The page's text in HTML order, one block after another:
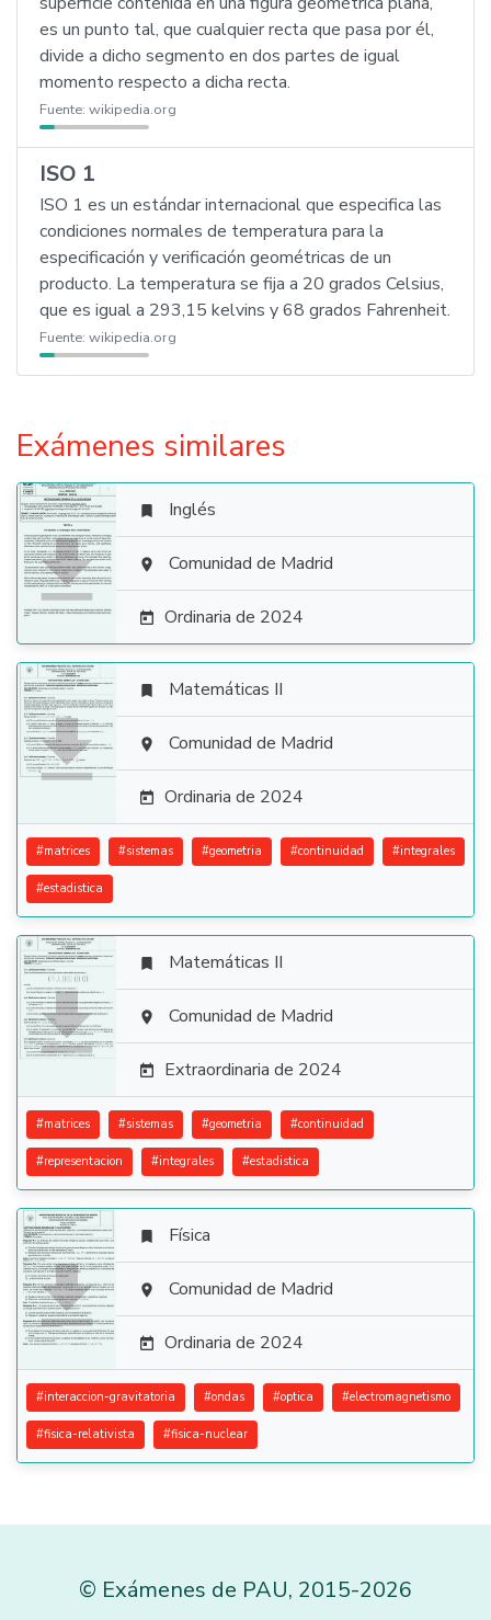
es un punto tal, que cualquier recta que pasa por él,
divide a dicho segmento en dos partes de igual
momento respecto a dicha recta.
Fuente: wikipedia.org
ISO 1
ISO 1 es un estándar internacional que especifica las
condiciones normales de temperatura para la
especificación y verificación geométricas de un
producto. La temperatura se fija a 20 grados Celsius,
que es igual a 293,15 kelvins y 68 grados Fahrenheit.
Fuente: wikipedia.org
Exámenes similares

 Inglés
 Comunidad de Madrid
 Ordinaria de 2024

 Matemáticas II
 Comunidad de Madrid
 Ordinaria de 2024
#matrices #sistemas #geometria #continuidad #integrales
#estadistica

 Matemáticas II
 Comunidad de Madrid
 Extraordinaria de 2024
#matrices #sistemas #geometria #continuidad
#representacion #integrales #estadistica

 Física
 Comunidad de Madrid
 Ordinaria de 2024
#interaccion-gravitatoria #ondas #optica #electromagnetismo
#fisica-relativista #fisica-nuclear
© Exámenes de PAU, 2015-2026